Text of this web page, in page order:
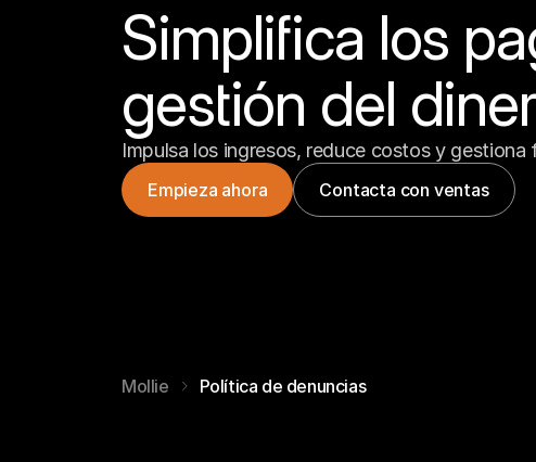
Simplifica los
gestión del
Impulsa los ingresos, reduce costos y gestiona
Empieza ahora Contacta con ventas
Mollie Política de denuncias